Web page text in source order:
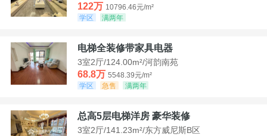
122万 10796.46元/m²
学区
满两年
电梯全装修带家具电器
3室2厅/124.00m²/河韵南苑
68.8万 5548.39元/m²
学区
急售 满两年
总高5层电梯洋房 豪华装修
3室2厅/141.23m²/东方威尼斯B区